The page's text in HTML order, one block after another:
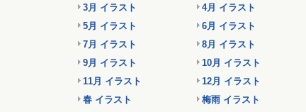
3月 イラスト
4月 イラスト
5月 イラスト
6月 イラスト
7月 イラスト
8月 イラスト
9月 イラスト
10月 イラスト
11月 イラスト
12月 イラスト
春 イラスト
梅雨 イラスト